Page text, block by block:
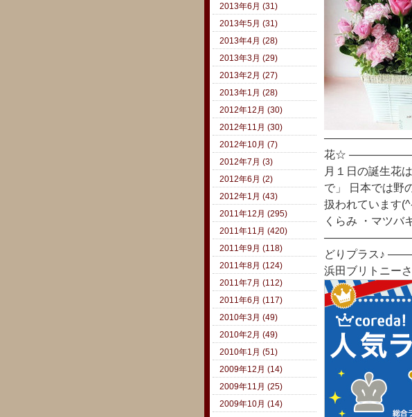
花☆
月１日の誕生
で」 日本では野
扱われています
くらみ ・マツバ
どりプラ
浜田ブリトニー
2013年6月 (31)
2013年5月 (31)
2013年4月 (28)
2013年3月 (29)
2013年2月 (27)
2013年1月 (28)
2012年12月 (30)
2012年11月 (30)
2012年10月 (7)
2012年7月 (3)
2012年6月 (2)
2012年1月 (43)
2011年12月 (295)
2011年11月 (420)
2011年9月 (118)
2011年8月 (124)
2011年7月 (112)
2011年6月 (117)
2010年3月 (49)
2010年2月 (49)
2010年1月 (51)
2009年12月 (14)
2009年11月 (25)
2009年10月 (14)